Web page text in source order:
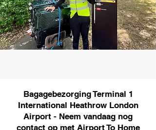
Bagagebezorging Terminal 1
International Heathrow London
Airport - Neem vandaag nog
contact op met Airport To Home